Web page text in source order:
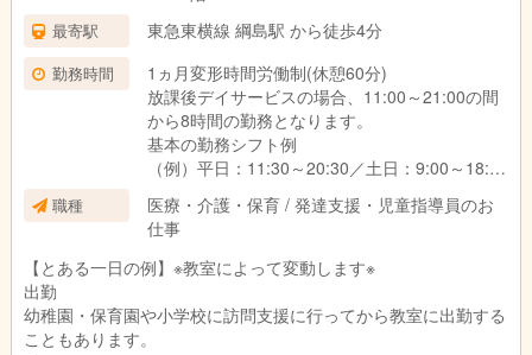
期間中の待遇に変更はありません。
最寄駅 東急東横線 綱島駅 から徒歩4分
勤務時間
1ヵ月変形時間労働制(休憩60分)
放課後デイサービスの場合、11:00～21:00の間
から8時間の勤務となります。
基本の勤務シフト例
（例）平日：11:30～20:30／土日：9:00～18:00
ます。
職種
医療・介護・保育 / 発達支援・児童指導員のお
仕事
【とある一日の例】※教室によって変動します※
出勤
幼稚園・保育園や小学校に訪問支援に行ってから教室に出勤する
こともあります。